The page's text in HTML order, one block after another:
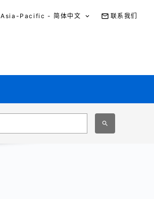
Asia-Pacific - 简体中文 联系我们